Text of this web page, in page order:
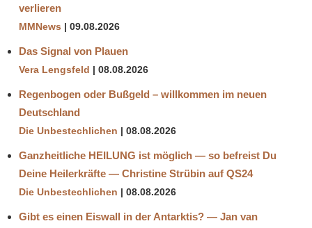
verlieren
MMNews 09.08.2026
Das Signal von Plauen
Vera Lengsfeld 08.08.2026
Regenbogen oder Bußgeld – willkommen im neuen
Deutschland
Die Unbestechlichen 08.08.2026
Ganzheitliche HEILUNG ist möglich — so befreist Du
Deine Heilerkräfte — Christine Strübin auf QS24
Die Unbestechlichen 08.08.2026
Gibt es einen Eiswall in der Antarktis? — Jan van